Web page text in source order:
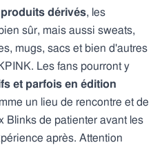
produits dérivés, les
sûr, mais aussi sweats,
mugs, sacs et bien d'autres
Les fans pourront y
et parfois en édition
un lieu de rencontre et de
Blinks de patienter avant les
après. Attention